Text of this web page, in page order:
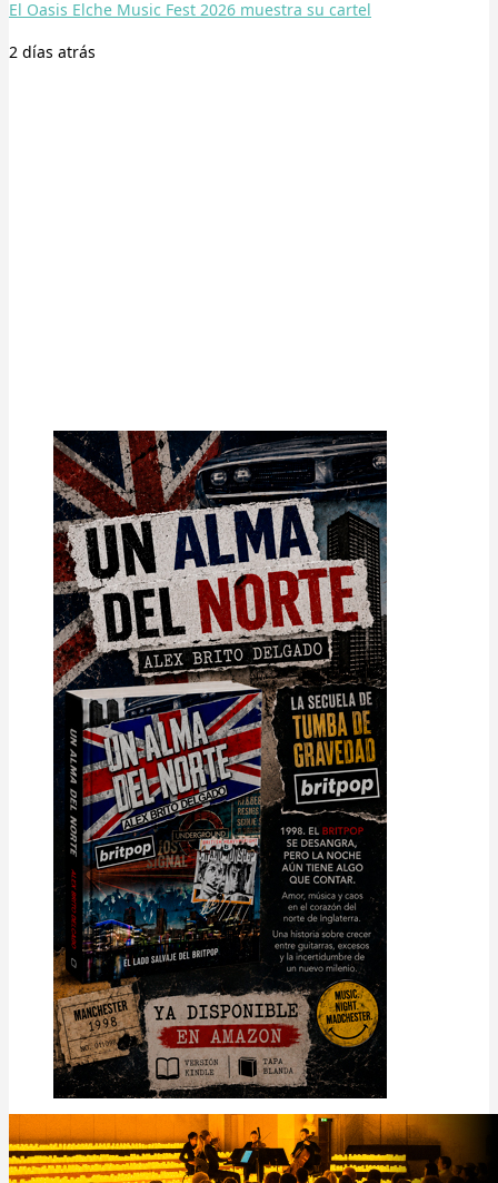
El Oasis Elche Music Fest 2026 muestra su cartel
2 días atrás